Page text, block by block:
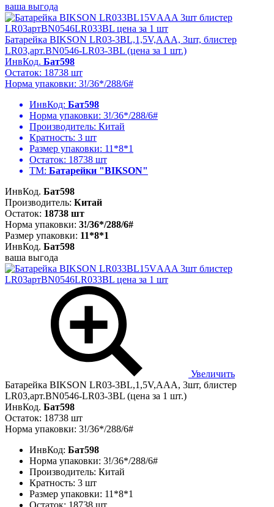
ваша выгода
Батарейка BIKSON LR03-3BL,1,5V,ААA, 3шт, блистер
LR03,арт.BN0546-LR03-3BL (цена за 1 шт.)
ИнвКод. Бат598
Остаток: 18738 шт
Норма упаковки: 3!/36*/288/6#
ИнвКод: Бат598
Норма упаковки: 3!/36*/288/6#
Производитель: Китай
Кратность: 3 шт
Размер упаковки: 11*8*1
Остаток: 18738 шт
ТМ: Батарейки "BIKSON"
ИнвКод. Бат598
Производитель: Китай
Остаток: 18738 шт
Норма упаковки: 3!/36*/288/6#
Размер упаковки: 11*8*1
ИнвКод. Бат598
ваша выгода
Увеличить
Батарейка BIKSON LR03-3BL,1,5V,ААA, 3шт, блистер
LR03,арт.BN0546-LR03-3BL (цена за 1 шт.)
ИнвКод. Бат598
Остаток: 18738 шт
Норма упаковки: 3!/36*/288/6#
ИнвКод: Бат598
Норма упаковки: 3!/36*/288/6#
Производитель: Китай
Кратность: 3 шт
Размер упаковки: 11*8*1
Остаток: 18738 шт